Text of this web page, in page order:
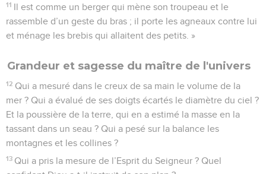
11 Il est comme un berger qui mène son troupeau et le
rassemble d’un geste du bras ; il porte les agneaux contre lui
et ménage les brebis qui allaitent des petits. »
Grandeur et sagesse du maître de l'univers
12 Qui a mesuré dans le creux de sa main le volume de la
mer ? Qui a évalué de ses doigts écartés le diamètre du ciel ?
Et la poussière de la terre, qui en a estimé la masse en la
tassant dans un seau ? Qui a pesé sur la balance les
montagnes et les collines ?
13 Qui a pris la mesure de l’Esprit du Seigneur ? Quel